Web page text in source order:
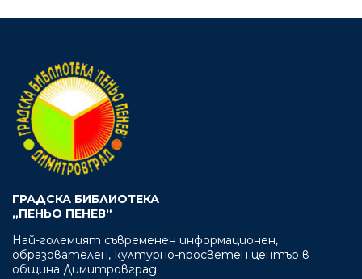
ГРАДСКА БИБЛИОТЕКА
„ПЕНЬО ПЕНЕВ“
Най-големият съвременен информационен,
образователен, културно-просветен център в
община Димитровград